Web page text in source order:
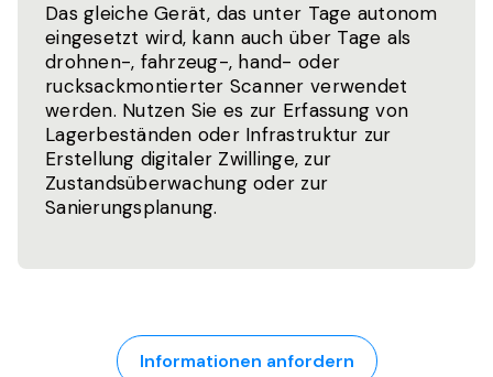
Das gleiche Gerät, das unter Tage autonom
eingesetzt wird, kann auch über Tage als
drohnen-, fahrzeug-, hand- oder
rucksackmontierter Scanner verwendet
werden. Nutzen Sie es zur Erfassung von
Lagerbeständen oder Infrastruktur zur
Erstellung digitaler Zwillinge, zur
Zustandsüberwachung oder zur
Sanierungsplanung.
Informationen anfordern